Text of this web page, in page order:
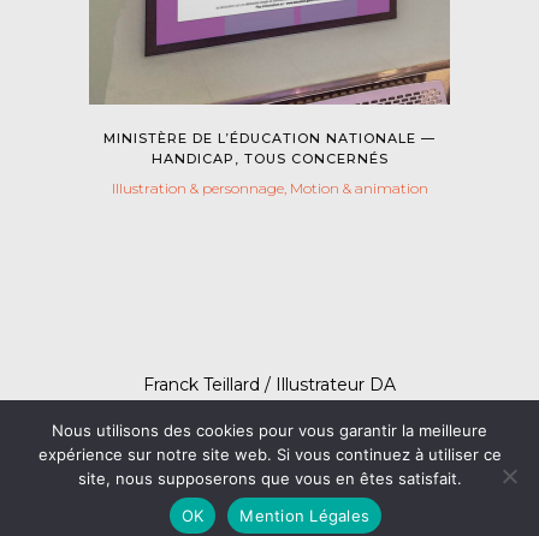
MINISTÈRE DE L’ÉDUCATION NATIONALE —
HANDICAP, TOUS CONCERNÉS
Illustration & personnage, Motion & animation
Franck Teillard / Illustrateur DA
bonjour@franckteillard.fr
(+33) 06 07 94 59 85
Nous utilisons des cookies pour vous garantir la meilleure
expérience sur notre site web. Si vous continuez à utiliser ce
site, nous supposerons que vous en êtes satisfait.
OK
Mention Légales